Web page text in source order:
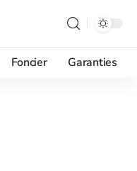
Foncier Garanties